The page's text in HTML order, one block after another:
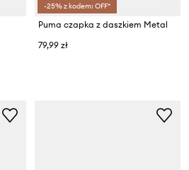
-25% z kodem: OFF*
Puma czapka z daszkiem Metal
79,99 zł